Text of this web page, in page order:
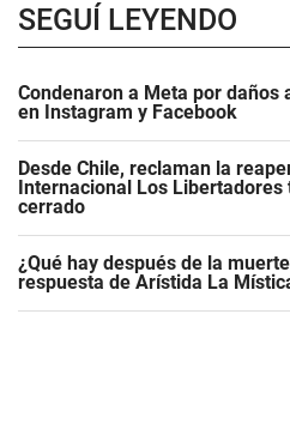
SEGUÍ LEYENDO
Condenaron a Meta por daños
en Instagram y Facebook
Desde Chile, reclaman la
Internacional Los Libertadores
cerrado
¿Qué hay después de la
respuesta de Arístida La